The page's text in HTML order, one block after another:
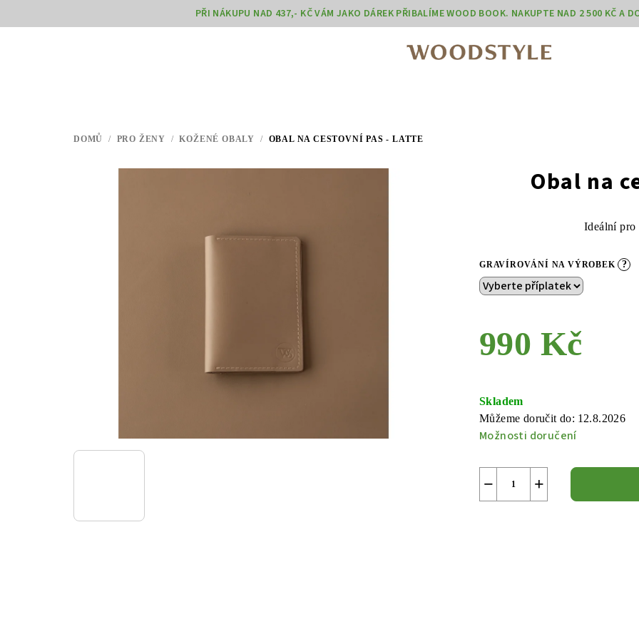
na
PŘI NÁKUPU NAD 437,- KČ VÁM JAKO DÁREK PŘIBALÍME WOOD BOOK. NAKUPTE NAD 2 500 KČ A
DOMŮ / PRO ŽENY / KOŽENÉ OBALY / OBAL NA CESTOVNÍ PAS - LATTE
Obal na
Ideální pro
GRAVÍROVÁNÍ NA VÝROBEK ?
990 Kč
cena:
Skladem
Můžeme doručit do: 12.8.2026
Možnosti doručení
+
−